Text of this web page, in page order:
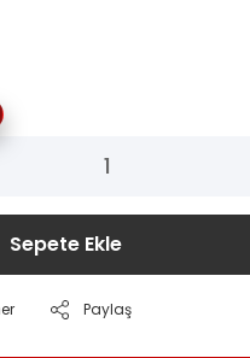
Sepete Ekle
Paylaş